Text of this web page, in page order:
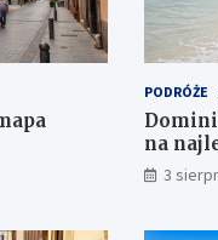
PODRÓŻE
na
3